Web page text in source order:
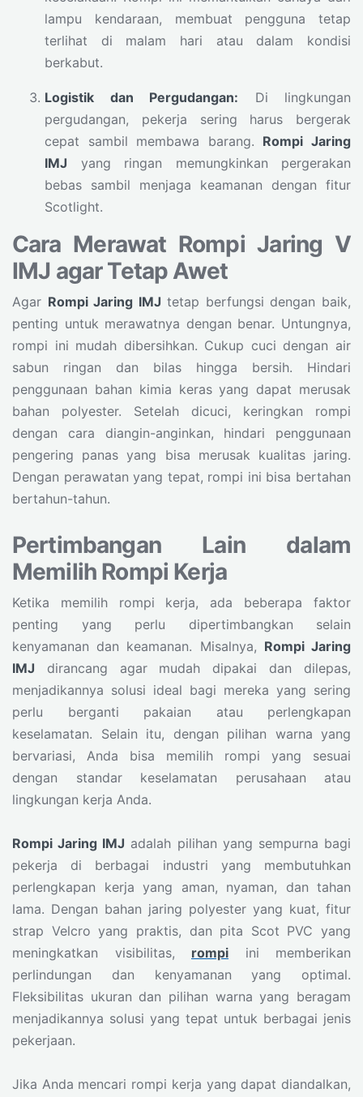
lampu kendaraan, membuat pengguna tetap
terlihat di malam hari atau dalam kondisi
berkabut.
Logistik dan Pergudangan: Di lingkungan
pergudangan, pekerja sering harus bergerak
cepat sambil membawa barang. Rompi Jaring
IMJ yang ringan memungkinkan pergerakan
bebas sambil menjaga keamanan dengan fitur
Scotlight.
Cara Merawat Rompi Jaring V
IMJ agar Tetap Awet
Agar Rompi Jaring IMJ tetap berfungsi dengan baik,
penting untuk merawatnya dengan benar. Untungnya,
rompi ini mudah dibersihkan. Cukup cuci dengan air
sabun ringan dan bilas hingga bersih. Hindari
penggunaan bahan kimia keras yang dapat merusak
bahan polyester. Setelah dicuci, keringkan rompi
dengan cara diangin-anginkan, hindari penggunaan
pengering panas yang bisa merusak kualitas jaring.
Dengan perawatan yang tepat, rompi ini bisa bertahan
bertahun-tahun.
Pertimbangan Lain dalam
Memilih Rompi Kerja
Ketika memilih rompi kerja, ada beberapa faktor
penting yang perlu dipertimbangkan selain
kenyamanan dan keamanan. Misalnya, Rompi Jaring
IMJ dirancang agar mudah dipakai dan dilepas,
menjadikannya solusi ideal bagi mereka yang sering
perlu berganti pakaian atau perlengkapan
keselamatan. Selain itu, dengan pilihan warna yang
bervariasi, Anda bisa memilih rompi yang sesuai
dengan standar keselamatan perusahaan atau
lingkungan kerja Anda.
Rompi Jaring IMJ adalah pilihan yang sempurna bagi
pekerja di berbagai industri yang membutuhkan
perlengkapan kerja yang aman, nyaman, dan tahan
lama. Dengan bahan jaring polyester yang kuat, fitur
strap Velcro yang praktis, dan pita Scot PVC yang
meningkatkan visibilitas, rompi ini memberikan
perlindungan dan kenyamanan yang optimal.
Fleksibilitas ukuran dan pilihan warna yang beragam
menjadikannya solusi yang tepat untuk berbagai jenis
pekerjaan.
Jika Anda mencari rompi kerja yang dapat diandalkan,